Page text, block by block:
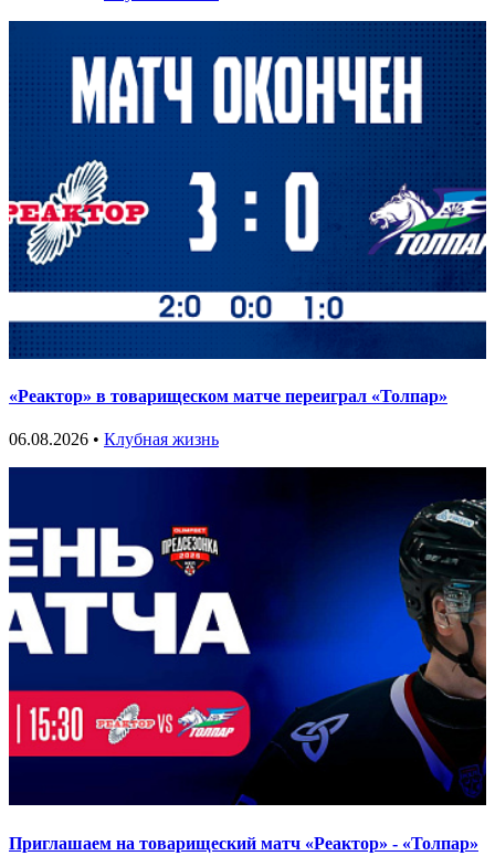
«Реактор» в товарищеском матче переиграл «Толпар»
06.08.2026 • Клубная жизнь
Приглашаем на товарищеский матч «Реактор» - «Толпар»